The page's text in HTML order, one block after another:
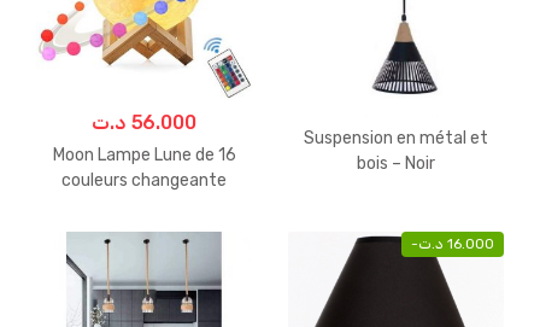
56.000 د.ت
Moon Lampe Lune de 16
couleurs changeante
Rechargeable
Suspension en métal et
bois – Noir
- 16.000 د.ت